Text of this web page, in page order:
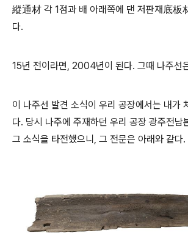
縱通材 각 1점과 배 아래쪽에 댄 저판재底板
다.
15년 전이라면, 2004년이 된다. 그때 나주선
이 나주선 발견 소식이 우리 공장에서는 내가
다. 당시 나주에 주재하던 우리 공장 광주전남
그 소식을 타전했으니, 그 전문은 아래와 같다.